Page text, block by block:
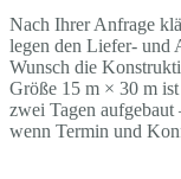
Nach Ihrer Anfrage
legen den Liefer- und
Wunsch die
Größe 15 m × 30 m
zwei Tagen
wenn Termin und